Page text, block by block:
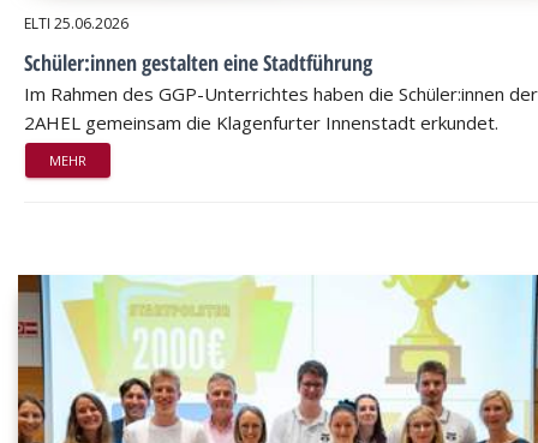
ELTI 25.06.2026
Schüler:innen gestalten eine Stadtführung
Im Rahmen des GGP-Unterrichtes haben die Schüler:innen der
2AHEL gemeinsam die Klagenfurter Innenstadt erkundet.
MEHR